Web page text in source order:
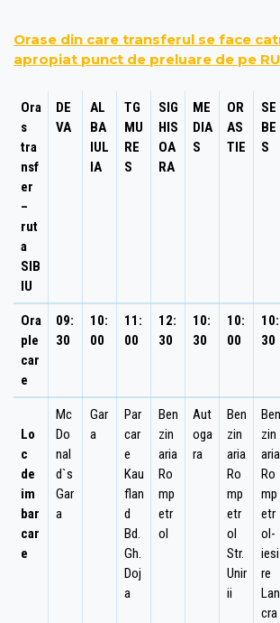
Orase din care transferul se face
apropiat punct de preluare de pe
Ora
s
tra
nsf
er
–
rut
a
SIB
IU
DE
VA
AL
BA
IUL
IA
TG
MU
RE
S
SIG
HIS
OA
RA
ME
DIA
S
OR
AS
TIE
SE
BE
S
Ora
ple
car
e
09:
30
10:
00
11:
00
12:
30
10:
30
10:
00
10:
30
Lo
c
de
im
bar
car
e
Mc
Do
nal
d`s
Gar
a
Gar
a
Par
car
e
Kau
flan
d
Bd.
Gh.
Doj
a
Ben
zin
aria
Ro
mp
etr
ol
Aut
oga
ra
Ben
zin
aria
Ro
mp
etr
ol
Str.
Unir
ii
Ben
zin
aria
Ro
mp
etr
ol-
iesi
re
Lan
cra